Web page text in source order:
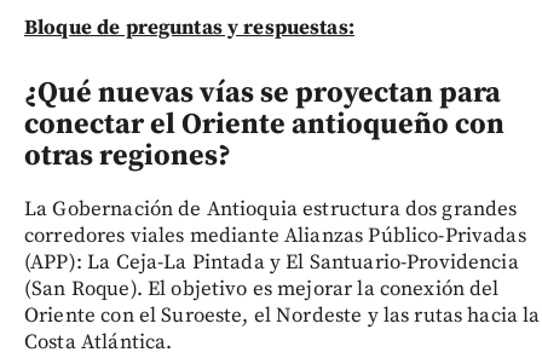
Bloque de preguntas y respuestas:
¿Qué nuevas vías se proyectan para
conectar el Oriente antioqueño con
otras regiones?
La Gobernación de Antioquia estructura dos grandes
corredores viales mediante Alianzas Público-Privadas
(APP): La Ceja-La Pintada y El Santuario-Providencia
(San Roque). El objetivo es mejorar la conexión del
Oriente con el Suroeste, el Nordeste y las rutas hacia la
Costa Atlántica.